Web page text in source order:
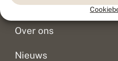
Doneer
Over ons
Nieuws